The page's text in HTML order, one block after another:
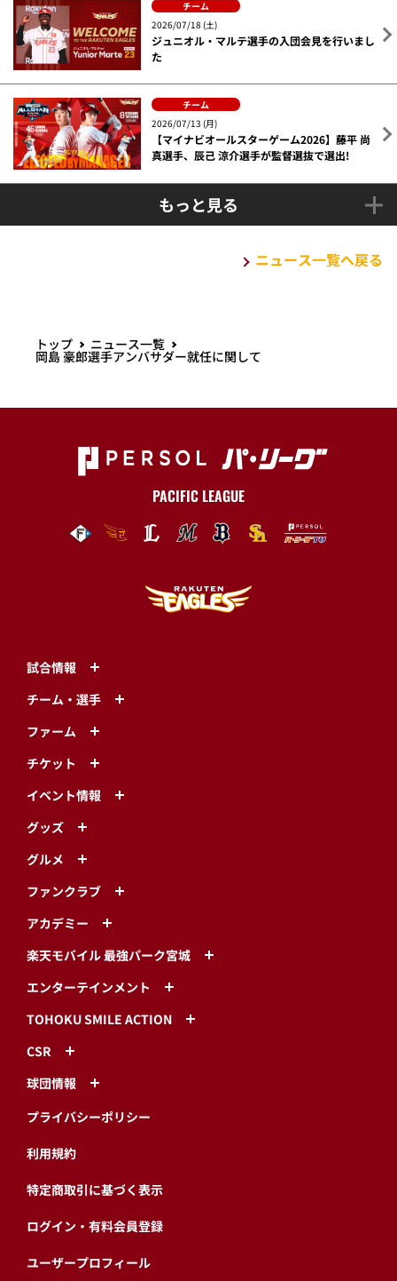
チーム
2026/07/18 (土)
ジュニオル・マルテ選手の入団会見を行いまし
た
チーム
2026/07/13 (月)
【マイナビオールスターゲーム2026】藤平 尚
真選手、辰己 涼介選手が監督選抜で選出!
もっと見る
ニュース一覧へ戻る
トップ ニュース一覧
岡島 豪郎選手アンバサダー就任に関して
PACIFIC LEAGUE
試合情報
チーム・選手
ファーム
チケット
イベント情報
グッズ
グルメ
ファンクラブ
アカデミー
楽天モバイル 最強パーク宮城
エンターテインメント
TOHOKU SMILE ACTION
CSR
球団情報
プライバシーポリシー
利用規約
特定商取引に基づく表示
ログイン・有料会員登録
ユーザープロフィール